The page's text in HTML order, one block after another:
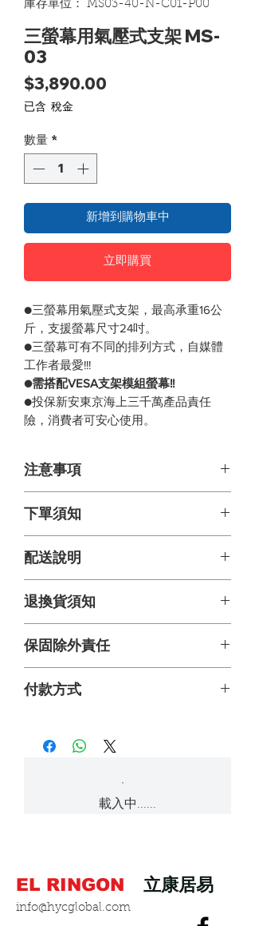
庫存單位： MS03-40-N-C01-P00
三螢幕用氣壓式支架 MS-
03
$3,890.00
已含 稅金
數量 *
新增到購物車中
立即購買
●三螢幕用氣壓式支架，最高承重16公
斤，支援螢幕尺寸24吋。
●三螢幕可有不同的排列方式，自媒體
工作者最愛!!!
●需搭配VESA支架模組螢幕!!
●投保新安東京海上三千萬產品責任
險，消費者可安心使用。
注意事項
本產品僅供室內使用
色上的誤差，以實際收到貨樣為
準。
收到產品後發現有外觀損毀瑕疵請
快處理。
此為簡易DIY商品，組裝前請先評量
自身是否有組裝能力，以及詳細觀
無自行組裝能力者可另外購買到府
安裝時嚴格遵照說明書和安全警
開箱後請先確認零部件是否都齊
全，如有遺漏請來電通知，我們會
盡快寄送給您。
下單須知
賣場發票皆由平台官方代開，若需
要開立統一編號及抬頭，請在結帳
統編，電話)。
下單前請詢問是否有貨，發貨時間
訂單確定後1~2天。
配送說明
時間: 訂單成立後三天內出貨，到貨
時間以貨運公司時間為主(不含缺貨
方式: 貨運配送，由貨運公司聯繫收
貨。
退換貨須知
由於退換貨須保持產品以及外包裝
完整，建議包裝材料留至確認購買
將盡快安排換貨。
七日鑑賞期內如需退回產品請保持
包裝完整，如產品有所損耗本公司
將按情況酌收費用。
保固除外責任
以下內容均不在保固範圍內，本公
司得酌收費用或不予受理。
●人為損壞: 非經本公司認可客戶自
行改裝，拆卸，修理隨附電源，電
●未按照組裝說明書上指示安裝。
●在潮濕高溫等惡劣環境使用，及任
何不適當之使用方式。
付款方式
分行 弘穎有限公司 帳號:
Paypal信用卡一次付清
合銀行: 中國信託, 台新, 玉山, 富邦,
永豐, 國泰世華, 華南, 樂天, 安泰, 聯
邦, 兆豐, 台中商銀, 上海銀行, 凱基,
載入中......
EL RINGON 立康居易
info@hycglobal.com